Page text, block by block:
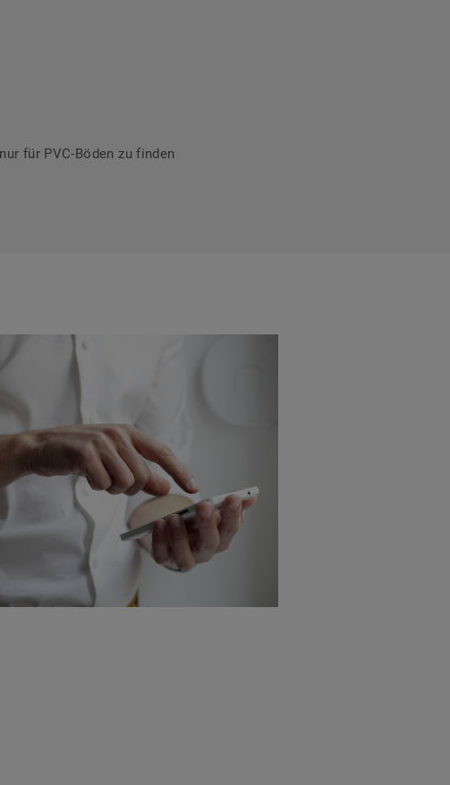
für PVC-Böden zu finden